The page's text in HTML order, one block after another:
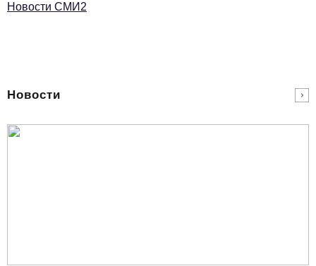
Телефон редакции:
Информационный отдел
Новости СМИ2
Новости